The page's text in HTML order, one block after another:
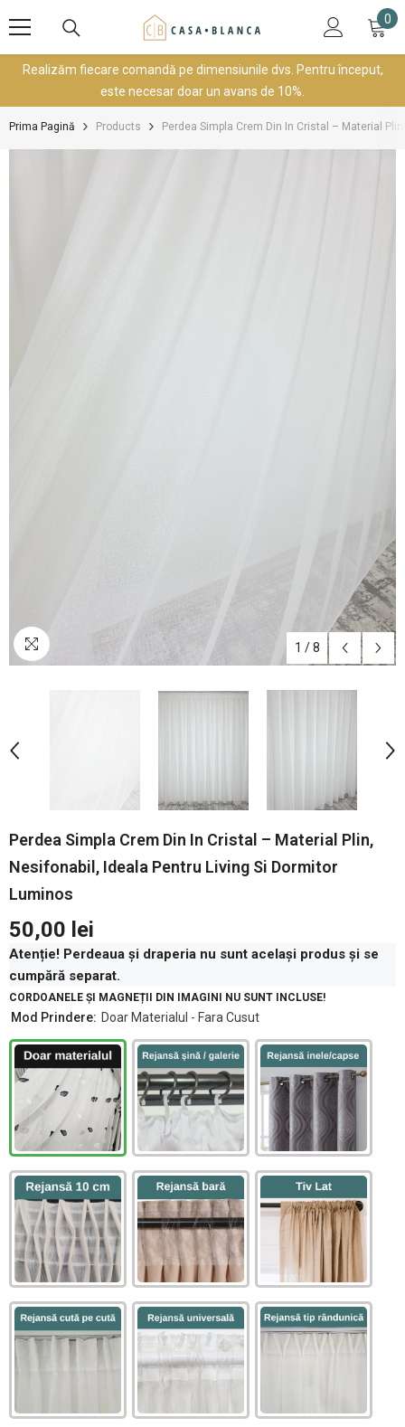
SARI LA CONȚINUT 0
0
Realizăm fiecare comandă pe dimensiunile dvs. Pentru început,
este necesar doar un avans de 10%.
Prima Pagină Products Perdea Simpla Crem Din In Cristal – Material
1 / 8
Perdea Simpla Crem Din In Cristal – Material Plin,
Nesifonabil, Ideala Pentru Living Si Dormitor
Luminos
50,00 lei
Atenție! Perdeaua și draperia nu sunt același produs și se
cumpără separat.
CORDOANELE ȘI MAGNEȚII DIN IMAGINI NU SUNT INCLUSE!
Mod Prindere: Doar Materialul - Fara Cusut